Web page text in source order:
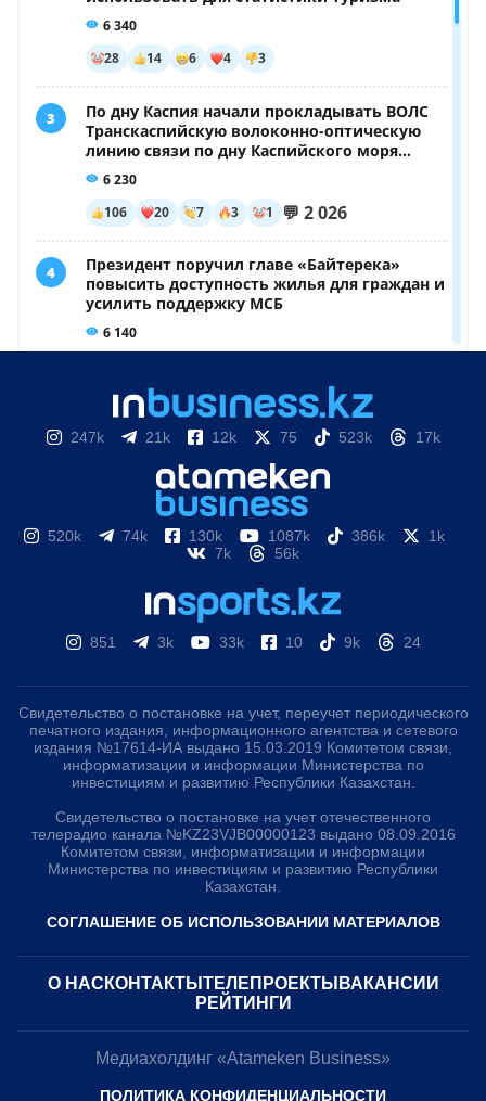
247k 21k 12k 75 523k 17k
520k 74k 130k 1087k 386k
1k
7k
56k
851 3k 33k 10 9k 24
Свидетельство о постановке на учет, переучет периодического
печатного издания, информационного агентства и сетевого
издания №17614-ИА выдано 15.03.2019 Комитетом связи,
информатизации и информации Министерства по
инвестициям и развитию Республики Казахстан.
Свидетельство о постановке на учет отечественного
телерадио канала №KZ23VJB00000123 выдано 08.09.2016
Комитетом связи, информатизации и информации
Министерства по инвестициям и развитию Республики
Казахстан.
СОГЛАШЕНИЕ ОБ ИСПОЛЬЗОВАНИИ МАТЕРИАЛОВ
О НАС КОНТАКТЫ ТЕЛЕПРОЕКТЫ ВАКАНСИИ
РЕЙТИНГИ
Медиахолдинг «Atameken Business»
ПОЛИТИКА КОНФИДЕНЦИАЛЬНОСТИ